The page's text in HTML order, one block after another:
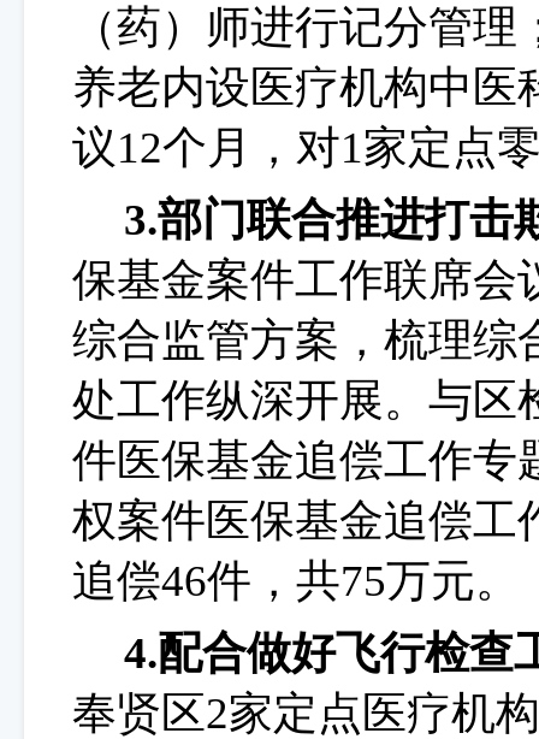
（药）师进行记分管理
养老内设医疗机构中医
议12个月 ，对1家定点
3.部门联合推进打击
保基金案件工作联席会
综合监管方案，梳理综
处工作纵深开展。 与区
件医保基金追偿工作专
权案件医保基金追偿工
追偿46件，共75万元。
4.配合做好飞行检查
奉贤区2家定点医疗机